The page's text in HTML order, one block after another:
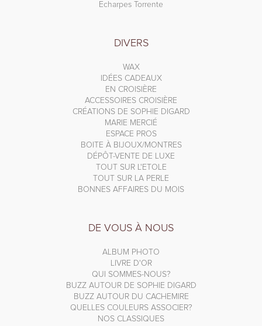
Echarpes Torrente
DIVERS
WAX
IDÉES CADEAUX
EN CROISIÈRE
ACCESSOIRES CROISIÈRE
CRÉATIONS DE SOPHIE DIGARD
MARIE MERCIÉ
ESPACE PROS
BOITE À BIJOUX/MONTRES
DÉPÔT-VENTE DE LUXE
TOUT SUR L'ETOLE
TOUT SUR LA PERLE
BONNES AFFAIRES DU MOIS
DE VOUS À NOUS
ALBUM PHOTO
LIVRE D'OR
QUI SOMMES-NOUS?
BUZZ AUTOUR DE SOPHIE DIGARD
BUZZ AUTOUR DU CACHEMIRE
QUELLES COULEURS ASSOCIER?
NOS CLASSIQUES